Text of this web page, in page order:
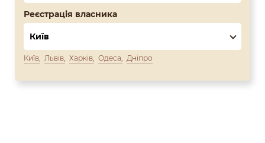
Реєстрація власника
Київ Львів Харків Одеса Дніпро